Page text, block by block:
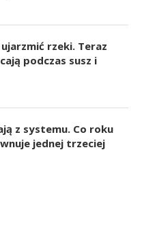
rzeki. Teraz
podczas susz i
z systemu. Co roku
jednej trzeciej